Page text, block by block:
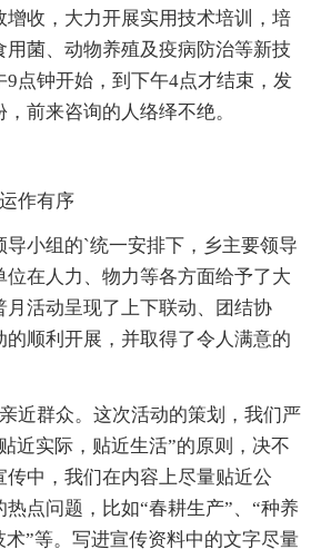
增收，大力开展实用技术培训，培
用菌、动物养殖及疫病防治等新技
9点钟开始，到下午4点才结束，发
前来咨询的人络绎不绝。
作有序
导小组的`统一安排下，乡主要领导
位在人力、物力等各方面给予了大
月活动呈现了上下联动、团结协
的顺利开展，并取得了令人满意的
近群众。这次活动的策划，我们严
近实际，贴近生活”的原则，决不
传中，我们在内容上尽量贴近公
点问题，比如“春耕生产”、“种养
术”等。写进宣传资料中的文字尽量